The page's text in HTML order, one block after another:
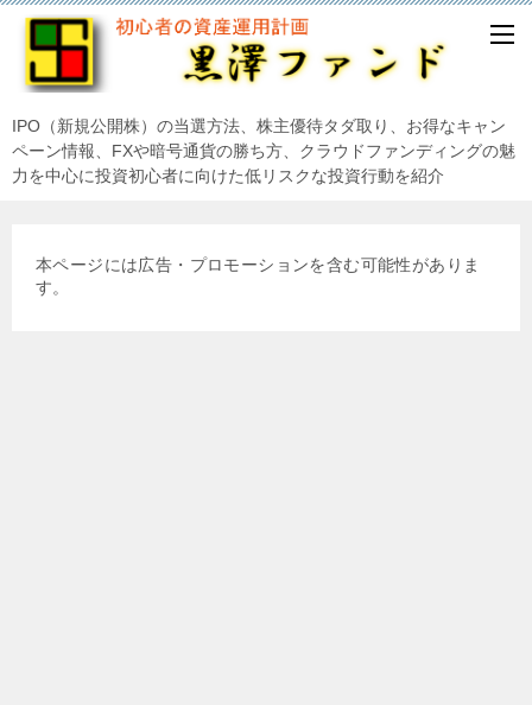
IPO（新規公開株）の当選方法、株主優待タダ取り、お得なキャン
ペーン情報、FXや暗号通貨の勝ち方、クラウドファンディングの魅
力を中心に投資初心者に向けた低リスクな投資行動を紹介
本ページには広告・プロモーションを含む可能性がありま
す。